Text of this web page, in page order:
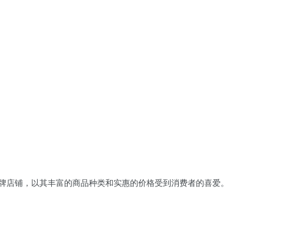
店铺，以其丰富的商品种类和实惠的价格受到消费者的喜爱。